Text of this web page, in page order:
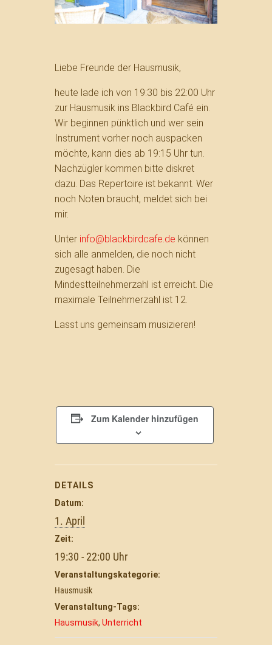
Liebe Freunde der Hausmusik,
heute lade ich von 19:30 bis 22:00 Uhr
zur Hausmusik ins Blackbird Café ein.
Wir beginnen pünktlich und wer sein
Instrument vorher noch auspacken
möchte, kann dies ab 19:15 Uhr tun.
Nachzügler kommen bitte diskret
dazu. Das Repertoire ist bekannt. Wer
noch Noten braucht, meldet sich bei
mir.
Unter info@blackbirdcafe.de können
sich alle anmelden, die noch nicht
zugesagt haben. Die
Mindestteilnehmerzahl ist erreicht. Die
maximale Teilnehmerzahl ist 12.
Lasst uns gemeinsam musizieren!
Zum Kalender hinzufügen
DETAILS
Datum:
1. April
Zeit:
19:30 - 22:00
Veranstaltungskategorie:
Hausmusik
Veranstaltung-Tags:
Hausmusik, Unterricht